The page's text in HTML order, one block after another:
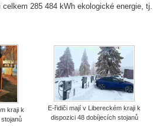
285 484 kWh ekologické energie, tj.
kraji k
E-řidiči mají v Libereckém kraji k
dispozici 48 dobíjecích stojanů